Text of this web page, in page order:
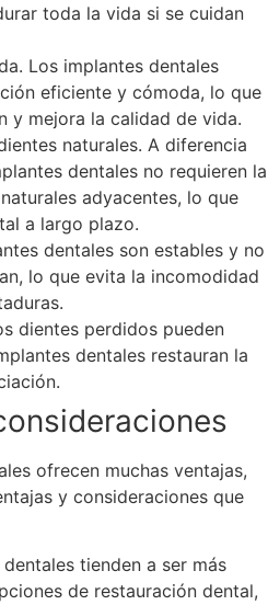
toda la vida si se cuidan
Los implantes dentales
eficiente y cómoda, lo que
y mejora la calidad de vida.
naturales. A diferencia
dentales no requieren la
adyacentes, lo que
a largo plazo.
dentales son estables y no
lo que evita la incomodidad
dientes perdidos pueden
dentales restauran la
ofrecen muchas ventajas,
y consideraciones que
tienden a ser más
de restauración dental,